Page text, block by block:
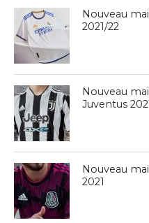
Nouveau
2021/22
Nouveau
Juventus
Nouveau
2021